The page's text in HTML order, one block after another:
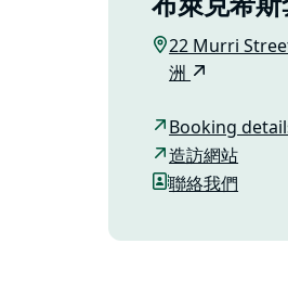
布萊克希斯
22 Murri
洲
Booking
造訪網站
聯絡我們